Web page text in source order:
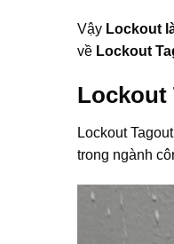
Vậy Lockout
về Lockout
Lockout
Lockout
trong ngành